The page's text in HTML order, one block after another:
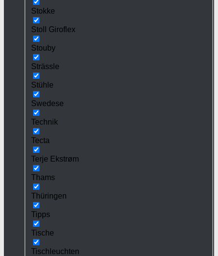
Stokke
Stoll Giroflex
Stouby
Strässle
Stühle
Swedese
Technik
Tecta
Terje Ekstrøm
Thams
Thüringen
Tipps
Tische
Tischleuchten